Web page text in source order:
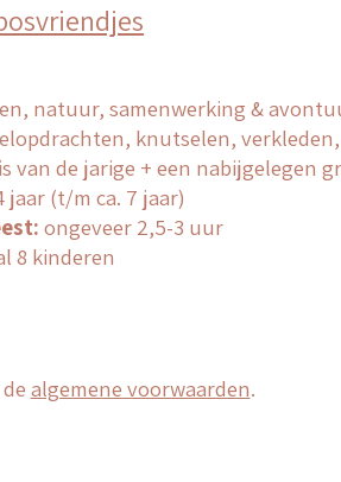
natuur, samenwerking &
knutselen,
van de jarige + een nabijgelegen
jaar (t/m ca. 7 jaar)
ongeveer 2,5-3 uur
8 kinderen
algemene voorwaarden.